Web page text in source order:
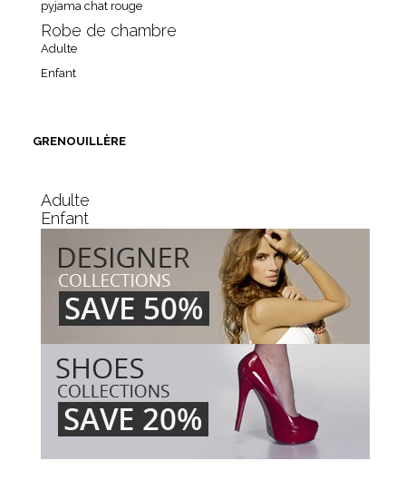
pyjama chat rouge
Robe de chambre
Adulte
Enfant
GRENOUILLÈRE
Adulte
Enfant